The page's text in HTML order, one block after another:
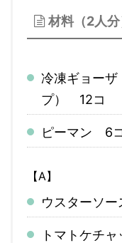
材料（2人分
冷凍ギョーザ
プ） 12コ
ピーマン 6
【A】
ウスターソ
トマトケチ